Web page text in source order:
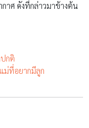
กาศ ดังที่กล่าวมาข้างต้น
กติ
ม่ที่อยากมีลูก